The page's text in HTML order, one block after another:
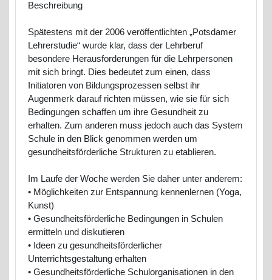
Beschreibung
Spätestens mit der 2006 veröffentlichten „Potsdamer
Lehrerstudie“ wurde klar, dass der Lehrberuf
besondere Herausforderungen für die Lehrpersonen
mit sich bringt. Dies bedeutet zum einen, dass
Initiatoren von Bildungsprozessen selbst ihr
Augenmerk darauf richten müssen, wie sie für sich
Bedingungen schaffen um ihre Gesundheit zu
erhalten. Zum anderen muss jedoch auch das System
Schule in den Blick genommen werden um
gesundheitsförderliche Strukturen zu etablieren.
Im Laufe der Woche werden Sie daher unter anderem:
• Möglichkeiten zur Entspannung kennenlernen (Yoga,
Kunst)
• Gesundheitsförderliche Bedingungen in Schulen
ermitteln und diskutieren
• Ideen zu gesundheitsförderlicher
Unterrichtsgestaltung erhalten
• Gesundheitsförderliche Schulorganisationen in den